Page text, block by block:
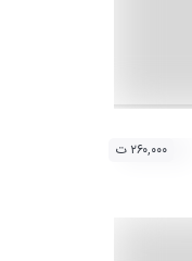
۲۶۰,۰۰۰ ت